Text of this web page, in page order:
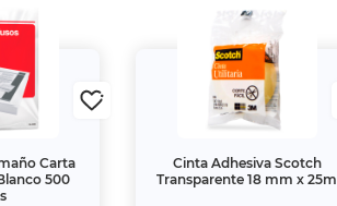
Carta
500
Cinta Adhesiva Scotch
Transparente 18 mm x 25m